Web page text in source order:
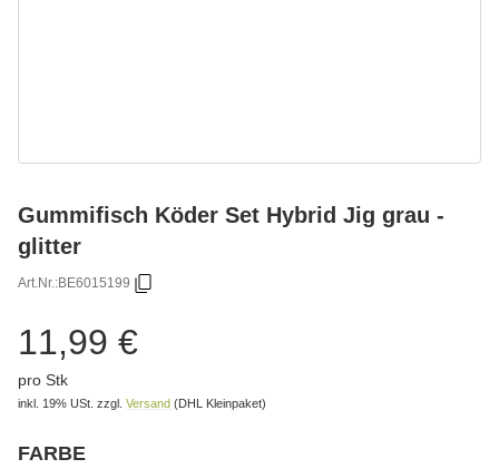
Gummifisch Köder Set Hybrid Jig grau -
glitter
Art.Nr.:BE6015199
11,99 €
pro Stk
inkl. 19% USt. zzgl. Versand (DHL Kleinpaket)
FARBE